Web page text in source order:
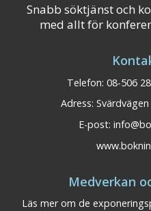
Snabb söktjänst och
med allt för
Telefon: 08-506
Adress:
E-post:
Medverkan
Läs mer om de